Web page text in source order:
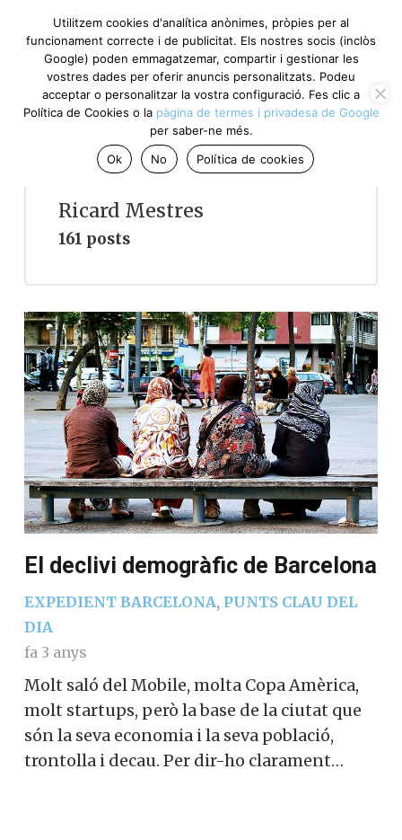
Ricard Mestres
161 posts
El declivi demogràfic de Barcelona
EXPEDIENT BARCELONA, PUNTS CLAU DEL
DIA
fa 3 anys
Molt saló del Mobile, molta Copa Amèrica,
molt startups, però la base de la ciutat que
són la seva economia i la seva població,
trontolla i decau. Per dir-ho clarament…
Utilitzem cookies d'analítica anònimes, pròpies per al
funcionament correcte i de publicitat. Els nostres socis (inclòs
Google) poden emmagatzemar, compartir i gestionar les
vostres dades per oferir anuncis personalitzats. Podeu
acceptar o personalitzar la vostra configuració. Fes clic a
Política de Cookies o la pàgina de termes i privadesa de Google
per saber-ne més.
Ok
No Política de cookies